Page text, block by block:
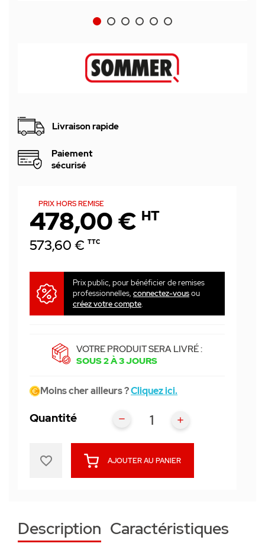
Livraison rapide
Paiement
sécurisé
PRIX HORS REMISE
478,00 € HT
573,60 € TTC
Prix public, pour bénéficier de remises
professionnelles, connectez-vousou
créez votre compte.
VOTRE PRODUIT SERA LIVRÉ :
SOUS 2 À 3 JOURS
Moins cher ailleurs ?Cliquez ici.
Quantité
AJOUTER AU PANIER
favorite_border
Description Caractéristiques